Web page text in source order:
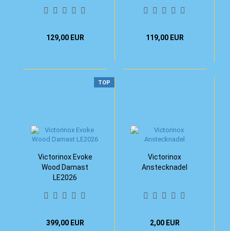
129,00 EUR 119,00 EUR
TOP
Victorinox Evoke
Wood Damast
LE2026
399,00 EUR
Victorinox
Anstecknadel
2,00 EUR